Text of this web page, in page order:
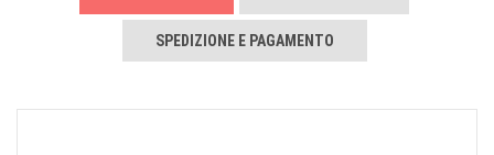
SPEDIZIONE E PAGAMENTO